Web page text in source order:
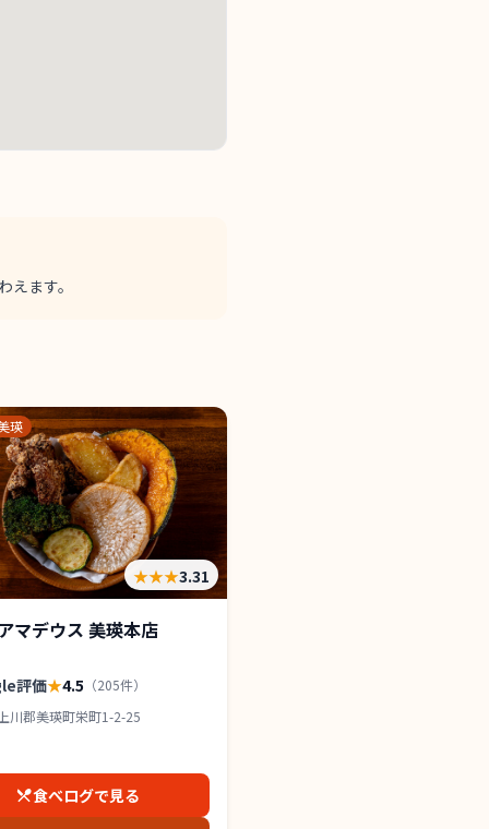
ます。
瑛
★★★3.31
マデウス 美瑛本店
評価★4.5 （205件）
川郡美瑛町栄町1-2-25
食べログで見る